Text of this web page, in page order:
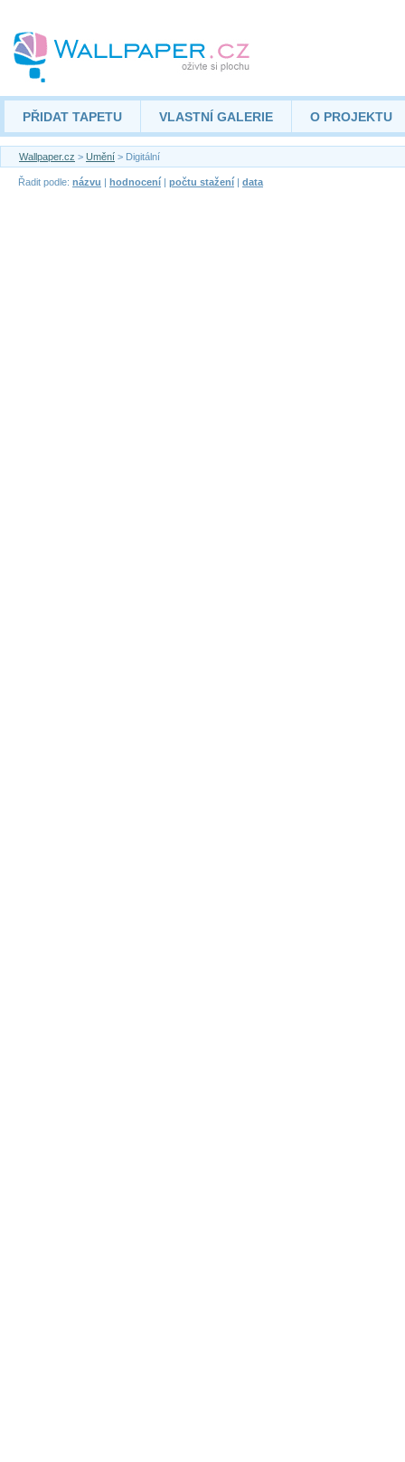
PŘIDAT TAPETU VLASTNÍ GALERIE O PROJEKTU
Wallpaper.cz > Umění > Digitální
Řadit podle: názvu | hodnocení | počtu stažení | data